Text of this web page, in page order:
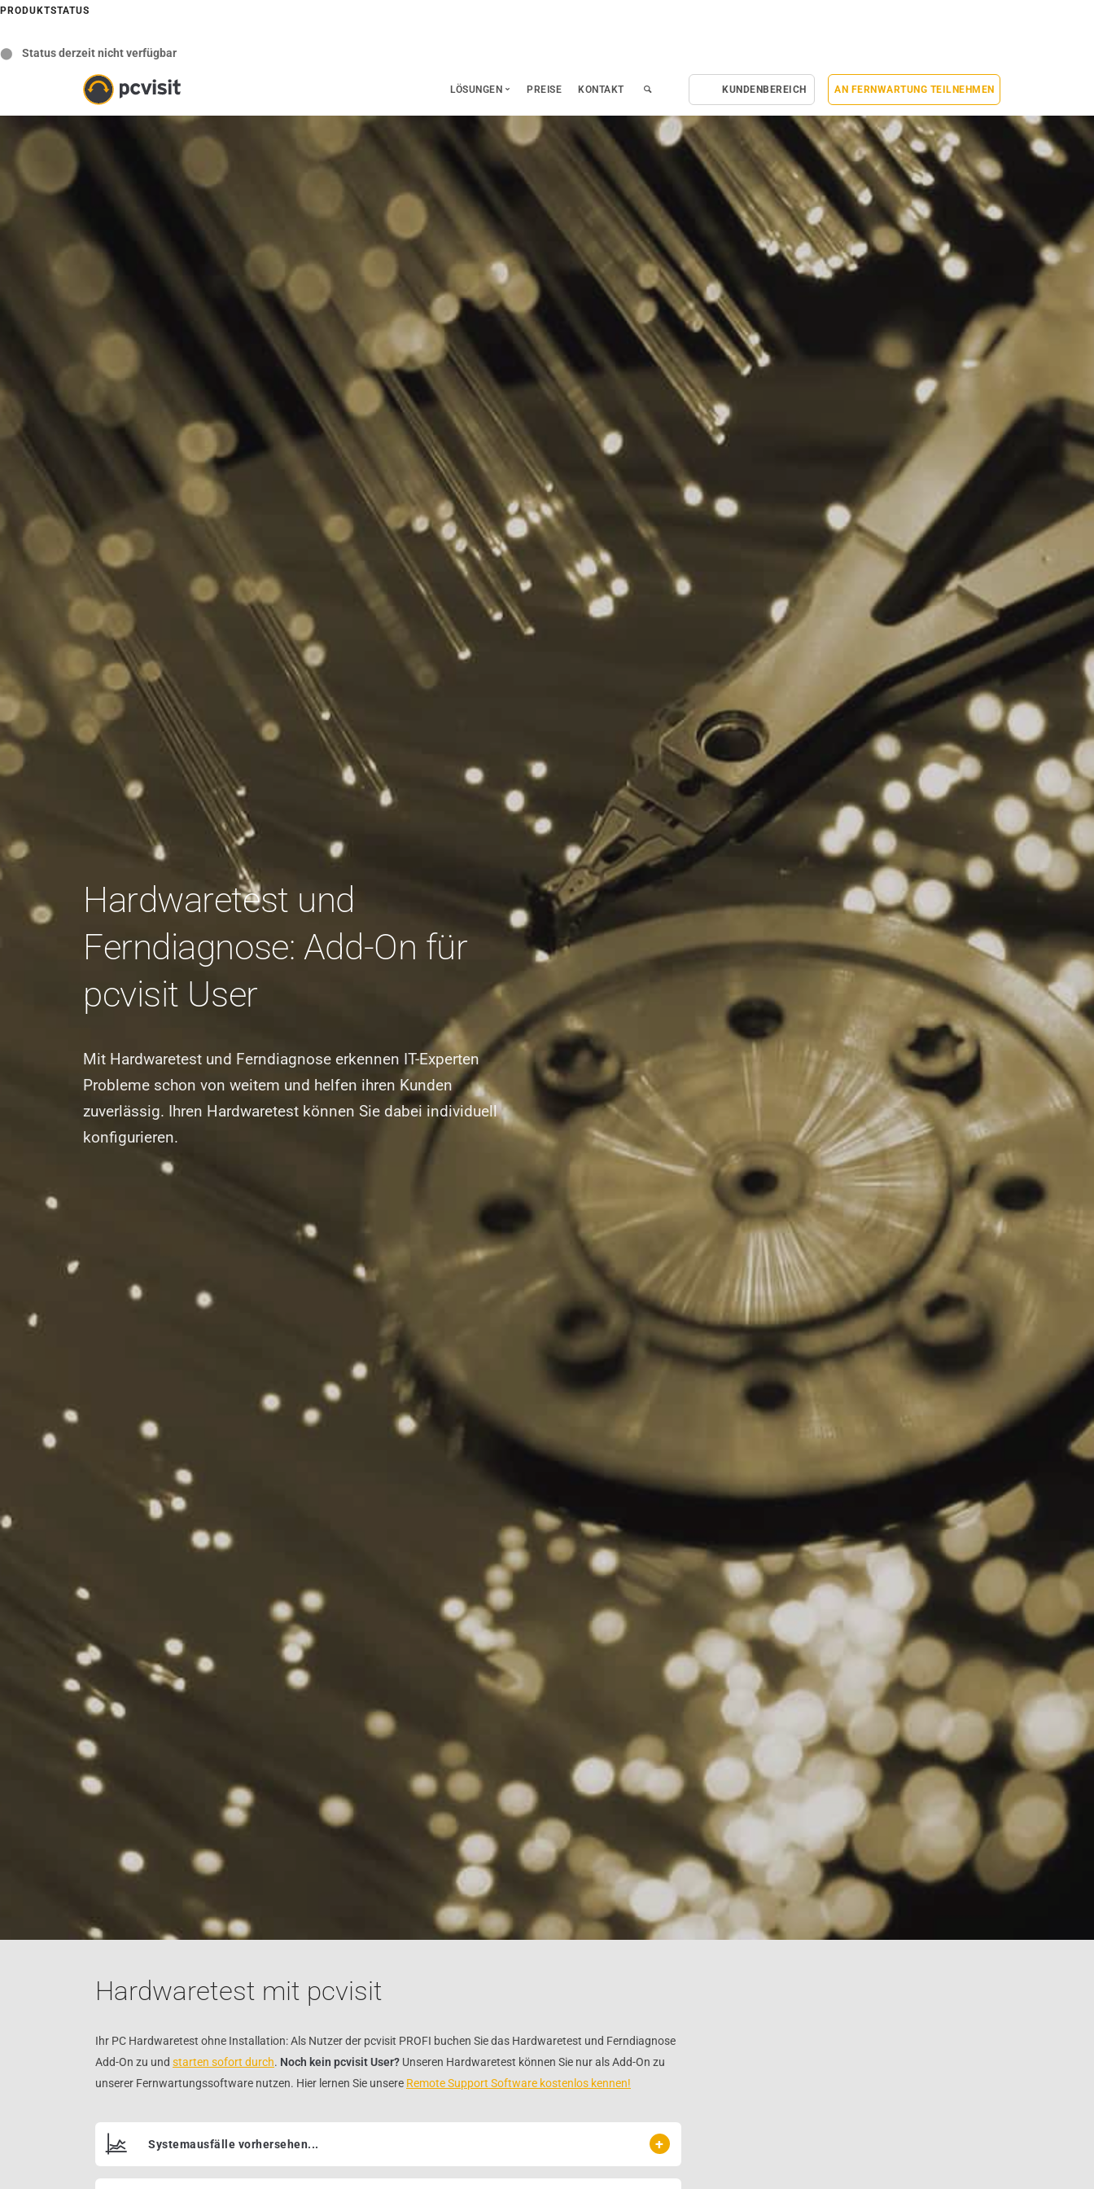
PRODUKTSTATUS
⬤ Status derzeit nicht verfügbar
LÖSUNGEN
Fernwartung
Fernzugriff auf Mobilgeräte
Leistungserfassung
Remote Homeoffice
Ferndiagnose und Hardwaretest
PREISE KONTAKT KUNDENBEREICH AN FERNWARTUNG TEILNEHMEN
Hardwaretest und
Ferndiagnose: Add-On für
pcvisit User
Mit Hardwaretest und Ferndiagnose erkennen IT-Experten
Probleme schon von weitem und helfen ihren Kunden
zuverlässig. Ihren Hardwaretest können Sie dabei individuell
konfigurieren.
Hardwaretest mit pcvisit
Ihr PC Hardwaretest ohne Installation: Als Nutzer der pcvisit PROFI buchen Sie das Hardwaretest und Ferndiagnose
Add-On zu und starten sofort durch. Noch kein pcvisit User? Unseren Hardwaretest können Sie nur als Add-On zu
unserer Fernwartungssoftware nutzen. Hier lernen Sie unsere Remote Support Software kostenlos kennen!
Systemausfälle vorhersehen...